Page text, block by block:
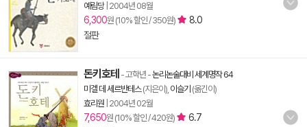
예림당| 2004년 08월
6,300원 (10% 할인 / 350원)
8.0
절판
돈키호테 - 고학년 -논리논술대비 세계명작 64
미겔 데 세르반테스(지은이), 이슬기 (옮긴이)
효리원 2004년 02월
7,650원 (10% 할인 / 420원)
6.7